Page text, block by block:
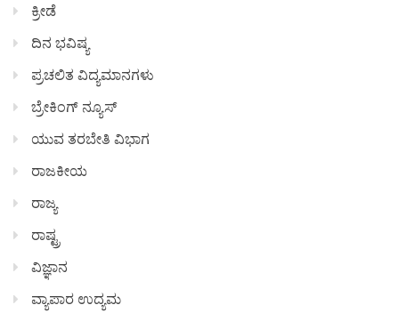
ಕ್ರೀಡೆ
ದಿನ ಭವಿಷ್ಯ
ಪ್ರಚಲಿತ ವಿದ್ಯಮಾನಗಳು
ಬ್ರೇಕಿಂಗ್ ನ್ಯೂಸ್
ಯುವ ತರಬೇತಿ ವಿಭಾಗ
ರಾಜಕೀಯ
ರಾಜ್ಯ
ರಾಷ್ಟ್ರ
ವಿಜ್ಞಾನ
ವ್ಯಾಪಾರ ಉದ್ಯಮ